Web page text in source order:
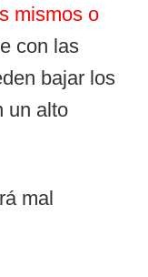
mismos o
con las
bajar los
un alto
mal